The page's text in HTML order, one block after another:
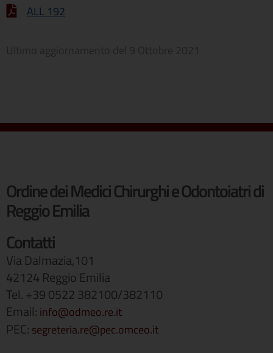
ALL 192
Ordine dei Medici Chirurghi e Odontoiatri di
Reggio Emilia
Contatti
Via Dalmazia,101
42124 Reggio Emilia
Tel. +39 0522 382100/382110
Email: info@odmeo.re.it
PEC: segreteria.re@pec.omceo.it